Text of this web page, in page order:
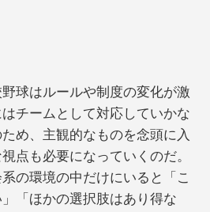
球はルールや制度の変化が激
チームとして対応していかな
め、主観的なものを念頭に入
点も必要になっていくのだ。
の環境の中だけにいると「こ
「ほかの選択肢はあり得な